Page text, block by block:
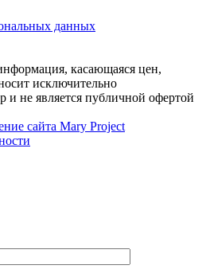
данных
касающаяся цен,
исключительно
не является публичной офертой
сайта Mary Project